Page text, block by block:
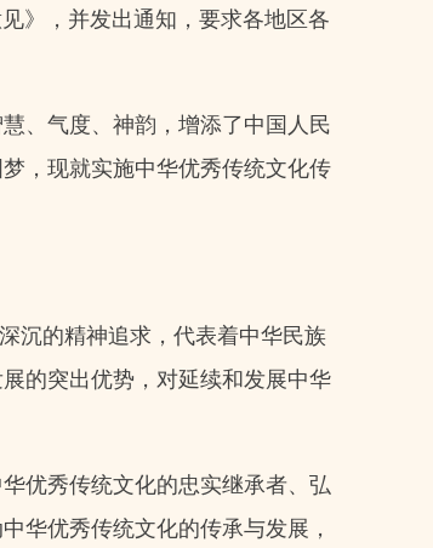
》，并发出通知，要求各地区各
、气度、神韵，增添了中国人民
，现就实施中华优秀传统文化传
沉的精神追求，代表着中华民族
的突出优势，对延续和发展中华
优秀传统文化的忠实继承者、弘
华优秀传统文化的传承与发展，